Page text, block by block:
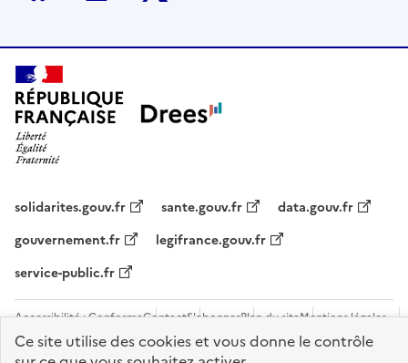
solidarites.gouv.fr sante.gouv.fr
data.gouv.fr
gouvernement.fr
legifrance.gouv.fr
service-public.fr
Accessibilité : ConformeContactS'abonnerPlan du siteMentions légales
Flux RSSRecrutements
Ce site utilise des cookies et vous donne le contrôle